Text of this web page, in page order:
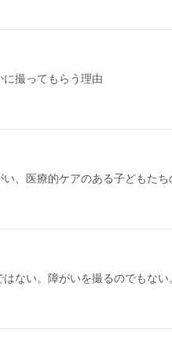
に撮ってもらう理由
い、医療的ケアのある子どもた
ない。障がいを撮るのでもない